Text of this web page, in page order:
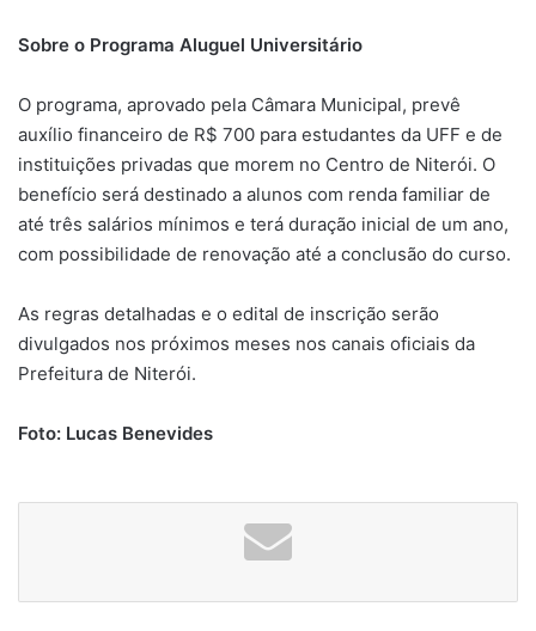
Sobre o Programa Aluguel Universitário
O programa, aprovado pela Câmara Municipal, prevê
auxílio financeiro de R$ 700 para estudantes da UFF e de
instituições privadas que morem no Centro de Niterói. O
benefício será destinado a alunos com renda familiar de
até três salários mínimos e terá duração inicial de um ano,
com possibilidade de renovação até a conclusão do curso.
As regras detalhadas e o edital de inscrição serão
divulgados nos próximos meses nos canais oficiais da
Prefeitura de Niterói.
Foto: Lucas Benevides